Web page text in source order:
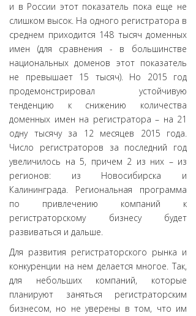
и в России этот показатель пока еще не
слишком высок. На одного регистратора в
среднем приходится 148 тысяч доменных
имен (для сравнения - в большинстве
национальных доменов этот показатель
не превышает 15 тысяч). Но 2015 год
продемонстрировал устойчивую
тенденцию к снижению количества
доменных имен на регистратора – на 21
одну тысячу за 12 месяцев 2015 года.
Число регистраторов за последний год
увеличилось на 5, причем 2 из них – из
регионов: из Новосибирска и
Калининграда. Региональная программа
по привлечению компаний к
регистраторскому бизнесу будет
развиваться и дальше.
Для развития регистраторского рынка и
конкуренции на нем делается многое. Так,
для небольших компаний, которые
планируют заняться регистраторским
бизнесом, но не уверены в том, что им